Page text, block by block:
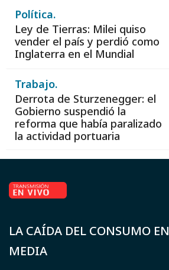
Política.
Ley de Tierras: Milei quiso
vender el país y perdió como
Inglaterra en el Mundial
Trabajo.
Derrota de Sturzenegger: el
Gobierno suspendió la
reforma que había paralizado
la actividad portuaria
LA CAÍDA DEL CONSUMO
MEDIA